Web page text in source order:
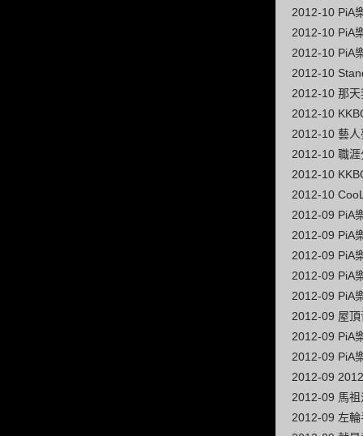
2012-10 PiA
2012-10 PiA
2012-10 PiA
2012-10
2012-10 那
2012-10
2012-10 藝
2012-10 職
2012-10
2012-10
2012-09 PiA
2012-09 PiA
2012-09 PiA
2012-09 PiA
2012-09 PiA
2012-09 屋頂
2012-09 PiA
2012-09 PiA
2012-09
2012-09 馬祖
2012-09 左